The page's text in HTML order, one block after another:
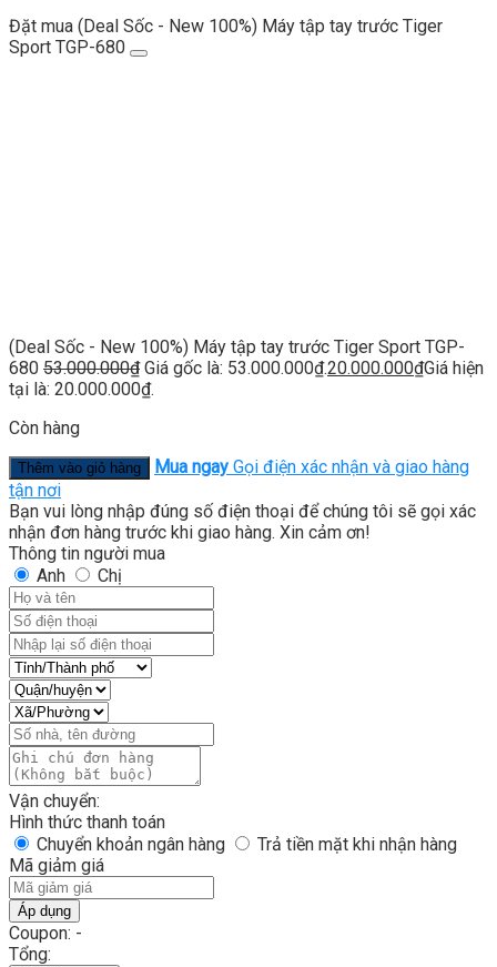
Đặt mua (Deal Sốc - New 100%) Máy tập tay trước Tiger
Sport TGP-680
(Deal Sốc - New 100%) Máy tập tay trước Tiger Sport TGP-
680 53.000.000₫ Giá gốc là: 53.000.000₫.20.000.000₫Giá hiện
tại là: 20.000.000₫.
Còn hàng
Thêm vào giỏ hàng Mua ngay Gọi điện xác nhận và giao hàng
tận nơi
Bạn vui lòng nhập đúng số điện thoại để chúng tôi sẽ gọi xác
nhận đơn hàng trước khi giao hàng. Xin cảm ơn!
Thông tin người mua
Anh
Chị
Vận chuyển:
Hình thức thanh toán
Chuyển khoản ngân hàng
Trả tiền mặt khi nhận hàng
Mã giảm giá
Áp dụng
Coupon: -
Tổng: